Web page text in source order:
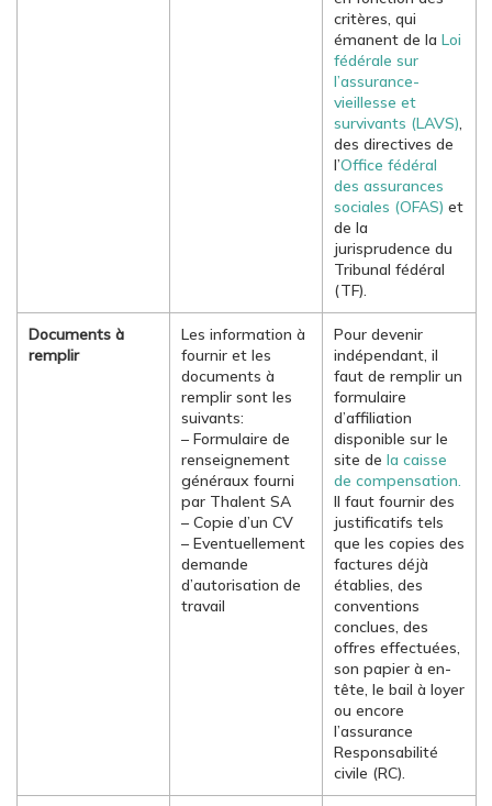
critères, qui
émanent de la Loi
fédérale sur
l’assurance-
vieillesse et
survivants (LAVS),
des directives de
l’Office fédéral
des assurances
sociales (OFAS) et
de la
jurisprudence du
Tribunal fédéral
(TF).
Documents à
remplir
Les information à
fournir et les
documents à
remplir sont les
suivants:
– Formulaire de
renseignement
généraux fourni
par Thalent SA
– Copie d’un CV
– Eventuellement
demande
d’autorisation de
travail
Pour devenir
indépendant, il
faut de remplir un
formulaire
d’affiliation
disponible sur le
site de la caisse
de compensation.
Il faut fournir des
justificatifs tels
que les copies des
factures déjà
établies, des
conventions
conclues, des
offres effectuées,
son papier à en-
tête, le bail à loyer
ou encore
l’assurance
Responsabilité
civile (RC).